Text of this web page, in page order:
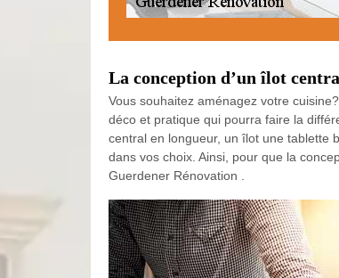
La conception d’un îlot
Vous souhaitez aménagez votre
déco et pratique qui pourra faire la
central en longueur, un îlot une tablette
dans vos choix. Ainsi, pour que la
Guerdener Rénovation .